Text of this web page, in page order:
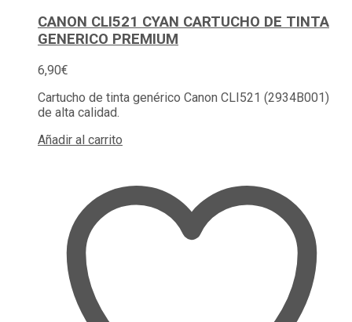
CANON CLI521 CYAN CARTUCHO DE TINTA
GENERICO PREMIUM
6,90€
Cartucho de tinta genérico Canon CLI521 (2934B001)
de alta calidad.
Añadir al carrito